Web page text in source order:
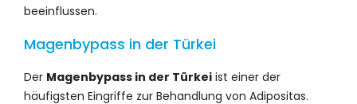
beeinflussen.
Magenbypass in der Türkei
Der Magenbypass in der Türkei ist einer der
häufigsten Eingriffe zur Behandlung von Adipositas.